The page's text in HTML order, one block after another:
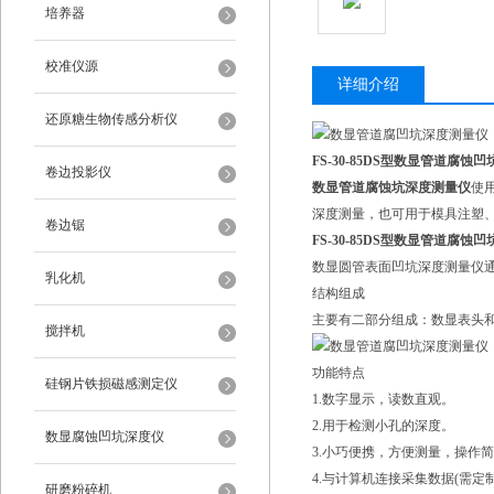
培养器
校准仪源
还原糖生物传感分析仪
卷边投影仪
卷边锯
乳化机
搅拌机
硅钢片铁损磁感测定仪
数显腐蚀凹坑深度仪
研磨粉碎机
详细介绍
FS-30-85DS型数显管道腐蚀凹
数显管道腐蚀坑深度测量仪使
深度测量，也可用于模具注塑
FS-30-85DS型数显管道腐蚀凹
数显圆管表面凹坑深度测量仪
结构组成
主要有二部分组成：数显表头
功能特点
1.数字显示，读数直观。
2.用于检测小孔的深度。
3.小巧便携，方便测量，操作
4.与计算机连接采集数据(需定